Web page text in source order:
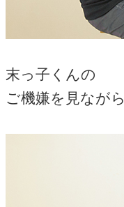
末っ子くんの
ご機嫌を見ながら